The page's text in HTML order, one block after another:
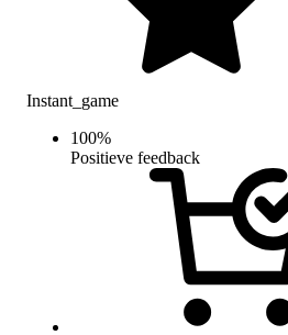
Instant_game
100%
Positieve feedback